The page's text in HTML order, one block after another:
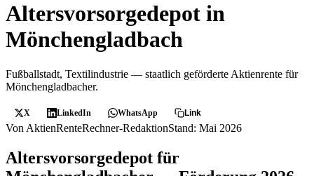
Altersvorsorgedepot in
Mönchengladbach
Fußballstadt, Textilindustrie — staatlich geförderte Aktienrente für
Mönchengladbacher.
X LinkedIn WhatsApp Link
Von AktienRenteRechner-RedaktionStand: Mai 2026
Altersvorsorgedepot für